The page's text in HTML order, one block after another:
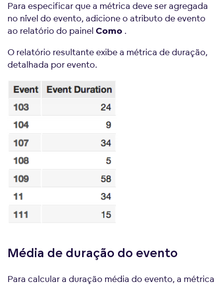
Para especificar que a métrica deve ser agregada
no nível do evento, adicione o atributo de evento
ao relatório do painel Como .
O relatório resultante exibe a métrica de duração,
detalhada por evento.
Média de duração do evento
Para calcular a duração média do evento, a métrica